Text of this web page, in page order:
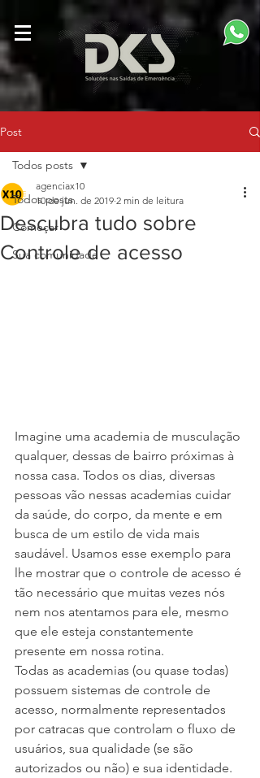
Post
Todos posts
Começar
Sua comunidade
Todos posts
Descubra tudo sobre
Controle de acesso
agenciax10
10 de jun. de 2019 2 min de leitura
Imagine uma academia de musculação
qualquer, dessas de bairro próximas à
nossa casa. Todos os dias, diversas
pessoas vão nessas academias cuidar
da saúde, do corpo, da mente e em
busca de um estilo de vida mais
saudável. Usamos esse exemplo para
lhe mostrar que o controle de acesso é
tão necessário que muitas vezes nós
nem nos atentamos para ele, mesmo
que ele esteja constantemente
presente em nossa rotina.
Todas as academias (ou quase todas)
possuem sistemas de controle de
acesso, normalmente representados
por catracas que controlam o fluxo de
usuários, sua qualidade (se são
autorizados ou não) e sua identidade.